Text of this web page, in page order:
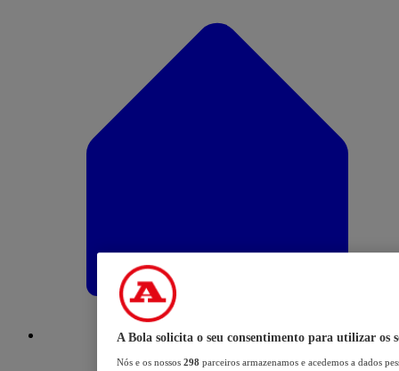
A Bola solicita o seu consentimento para utilizar os
Nós e os nossos 298 parceiros armazenamos e acedemos a dados